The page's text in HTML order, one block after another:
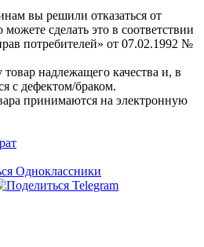
вы решили отказаться от
сделать это в соответствии
потребителей» от 07.02.1992 №
надлежащего качества и, в
с дефектом/браком.
принимаются на электронную